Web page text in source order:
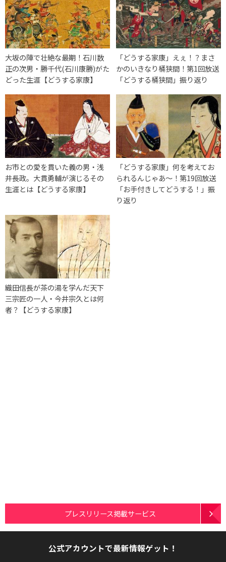
大坂の陣で壮絶な最期！石川数
正の次男・勝千代(石川康勝)がた
どった生涯【どうする家康】
「どうする家康」えぇ！？まさ
かのいきなり桶狭間！第1回放送
「どうする桶狭間」振り返り
お市との愛を貫いた義の男・浅
井長政。大貫勇輔が演じるその
生涯とは【どうする家康】
「どうする家康」何を考えてお
られるんじゃあ～！第19回放送
「お手付きしてどうする！」振
り返り
織田信長が茶の湯を学んだ天下
三宗匠の一人・今井宗久とは何
者？【どうする家康】
プレスリリース掲載サービス
公式アカウントで最新情報ゲット！